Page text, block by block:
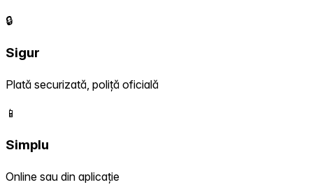
🔒
Sigur
Plată securizată, poliță oficială
📱
Simplu
Online sau din aplicație